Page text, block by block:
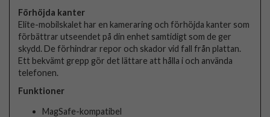
Förhöjda kanter
Elite-mobilskalet har en kameraring och förhöjda kanter som
förbättrar utseendet på din enhet samtidigt som de ger
skydd. De förhindrar repor och skador vid fall från plattan.
Ett bekvämt grepp gör det lättare att hålla i och använda
telefonen.
Funktioner
MagSafe-kompatibel